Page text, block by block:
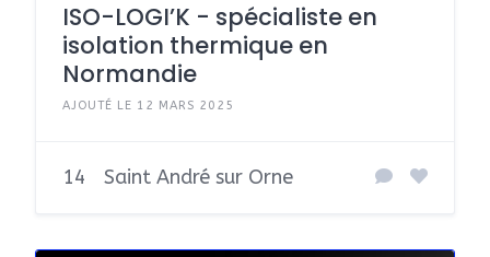
ISO-LOGI’K - spécialiste en
isolation thermique en
Normandie
AJOUTÉ LE 12 MARS 2025
14 Saint André sur Orne